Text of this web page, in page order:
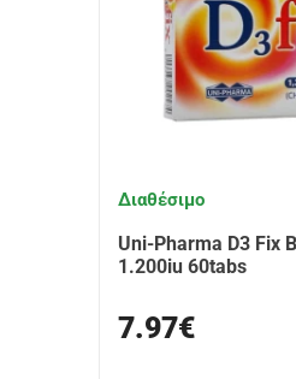
Διαθέσιμο
Uni-Pharma D3 Fix
1.200iu 60tabs
7.97€